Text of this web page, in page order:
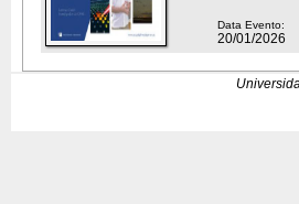
Data Evento:
20/01/2026